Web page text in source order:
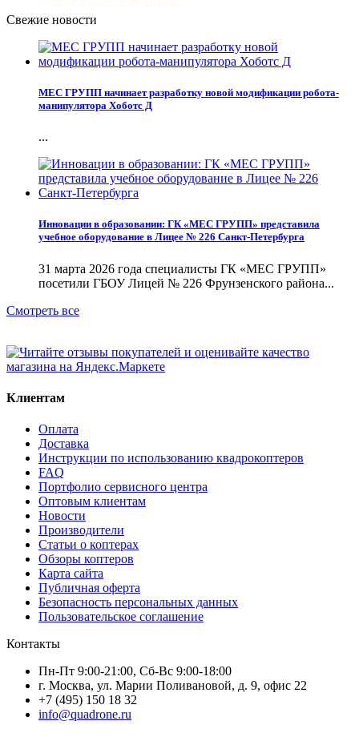
Свежие новости
МЕС ГРУПП начинает разработку новой модификации робота-
манипулятора Хоботс Д
...
Инновации в образовании: ГК «МЕС ГРУПП» представила
учебное оборудование в Лицее № 226 Санкт-Петербурга
31 марта 2026 года специалисты ГК «МЕС ГРУПП»
посетили ГБОУ Лицей № 226 Фрунзенского района...
Смотреть все
Клиентам
Оплата
Доставка
Инструкции по использованию квадрокоптеров
FAQ
Портфолио сервисного центра
Оптовым клиентам
Новости
Производители
Статьи о коптерах
Обзоры коптеров
Карта сайта
Публичная оферта
Безопасность персональных данных
Пользовательское соглашение
Контакты
Пн-Пт 9:00-21:00, Сб-Вс 9:00-18:00
г. Москва, ул. Марии Поливановой, д. 9, офис 22
+7 (495) 150 18 32
info@quadrone.ru